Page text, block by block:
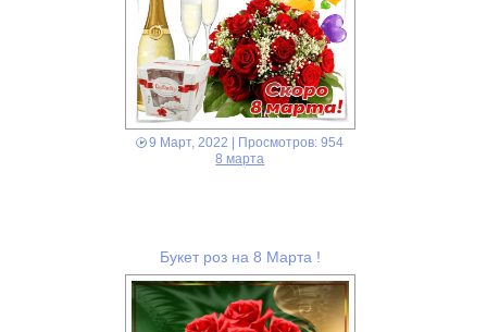
9 Март, 2022 | Просмотров: 954
8 марта
Букет роз на 8 Марта !